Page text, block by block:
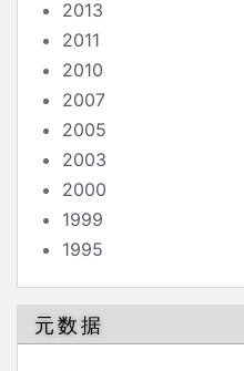
2013
2011
2010
2007
2005
2003
2000
1999
1995
元数据